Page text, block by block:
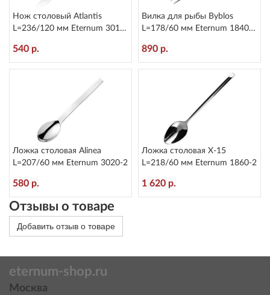
Нож столовый Atlantis
L=236/120 мм Eternum 3010-
540 р.
Вилка для рыбы Byblos
L=178/60 мм Eternum 1840-
890 р.
Ложка столовая Alinea
L=207/60 мм Eternum 3020-2
580 р.
Ложка столовая X-15
L=218/60 мм Eternum 1860-2
1 620 р.
Отзывы о товаре
Добавить отзыв о товаре
eternum-shop.ru
Москва